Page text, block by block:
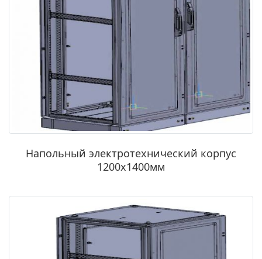
Напольный электротехнический корпус
1200х1400мм